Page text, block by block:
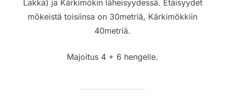
Lakka) ja Kärkimökin läheisyydessä. Etäisyydet
mökeistä toisiinsa on 30metriä, Kärkimökkiin
40metriä.
Majoitus 4 + 6 hengelle.